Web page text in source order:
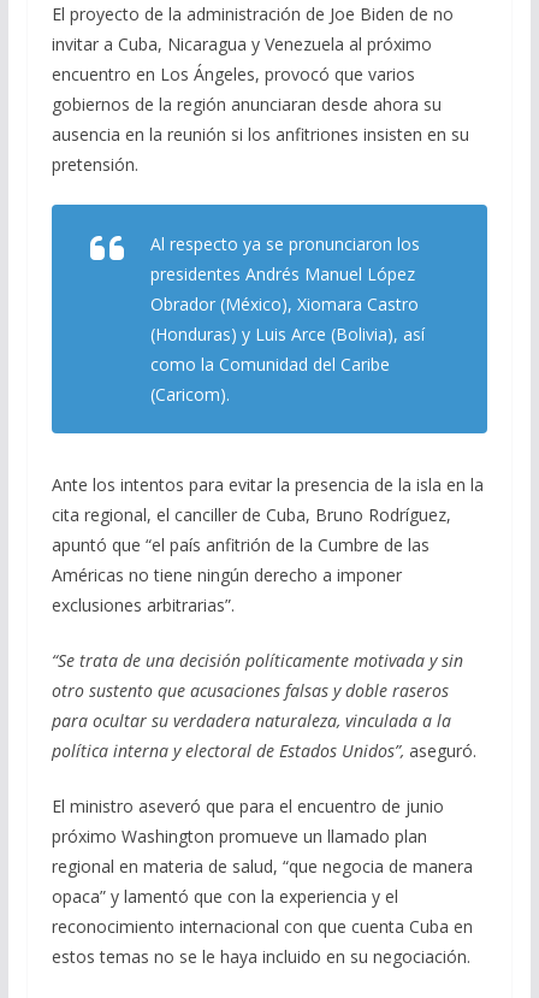
El proyecto de la administración de Joe Biden de no
invitar a Cuba, Nicaragua y Venezuela al próximo
encuentro en Los Ángeles, provocó que varios
gobiernos de la región anunciaran desde ahora su
ausencia en la reunión si los anfitriones insisten en su
pretensión.
Al respecto ya se pronunciaron los
presidentes Andrés Manuel López
Obrador (México), Xiomara Castro
(Honduras) y Luis Arce (Bolivia), así
como la Comunidad del Caribe
(Caricom).
Ante los intentos para evitar la presencia de la isla en la
cita regional, el canciller de Cuba, Bruno Rodríguez,
apuntó que “el país anfitrión de la Cumbre de las
Américas no tiene ningún derecho a imponer
exclusiones arbitrarias”.
“Se trata de una decisión políticamente motivada y sin
otro sustento que acusaciones falsas y doble raseros
para ocultar su verdadera naturaleza, vinculada a la
política interna y electoral de Estados Unidos”, aseguró.
El ministro aseveró que para el encuentro de junio
próximo Washington promueve un llamado plan
regional en materia de salud, “que negocia de manera
opaca” y lamentó que con la experiencia y el
reconocimiento internacional con que cuenta Cuba en
estos temas no se le haya incluido en su negociación.